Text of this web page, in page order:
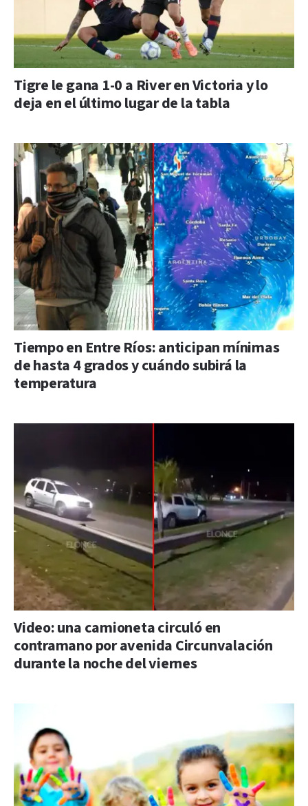
Tigre le gana 1-0 a River en Victoria y lo
deja en el último lugar de la tabla
Tiempo en Entre Ríos: anticipan mínimas
de hasta 4 grados y cuándo subirá la
temperatura
Video: una camioneta circuló en
contramano por avenida Circunvalación
durante la noche del viernes